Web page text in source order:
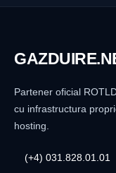
GAZDUIRE
Partener oficial
cu infrastructura
hosting.
(+4) 031.828.01.01